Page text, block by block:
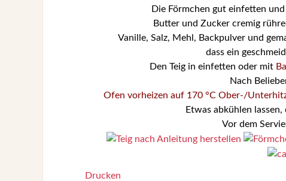
Die Förmchen gut einfetten
Butter und Zucker cremig
Vanille, Salz, Mehl, Backpulver und
dass ein
Den Teig in einfetten oder mit
Nach
Ofen vorheizen auf 170 °C Ober-/
Etwas abkühlen
Vor dem
Drucken